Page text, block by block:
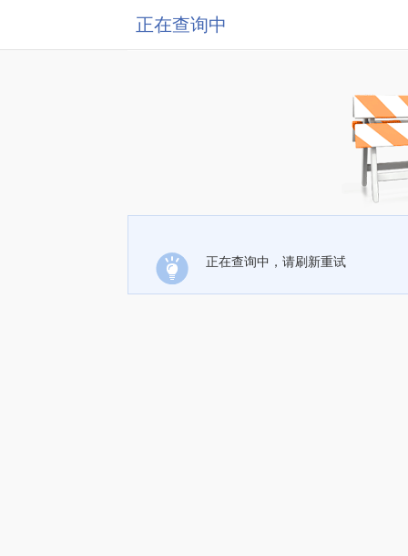
正在查询中
正在查询中，请刷新重试